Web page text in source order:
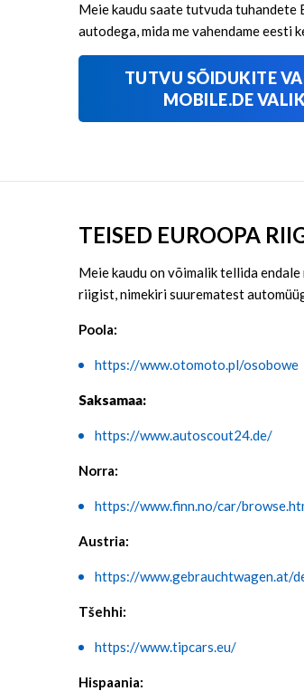
Meie kaudu saate tutvuda tuhandete
autodega, mida me vahendame eesti
TUTVU SÕIDUKITE
MOBILE.DE
TEISED EUROOPA
Meie kaudu on võimalik tellida
riigist, nimekiri suurematest
Poola:
https://www.otomoto.pl/osobowe
Saksamaa:
https://www.autoscout24.de/
Norra:
https://www.finn.no/car/
Austria:
https://www.gebrauchtwagen.at/
Tšehhi:
https://www.tipcars.eu/
Hispaania: